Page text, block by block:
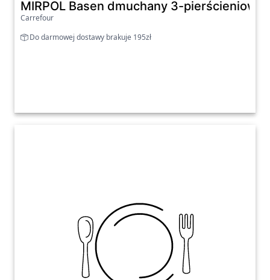
MIRPOL Basen dmuchany 3-pierścieniowy
Carrefour
Do darmowej dostawy brakuje 195zł